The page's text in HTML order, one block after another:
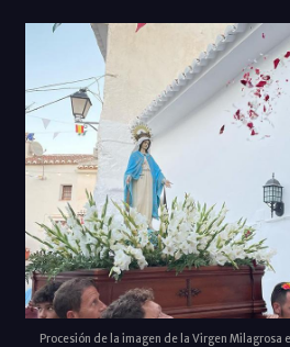
Procesión de la imagen de la Virgen Milagrosa